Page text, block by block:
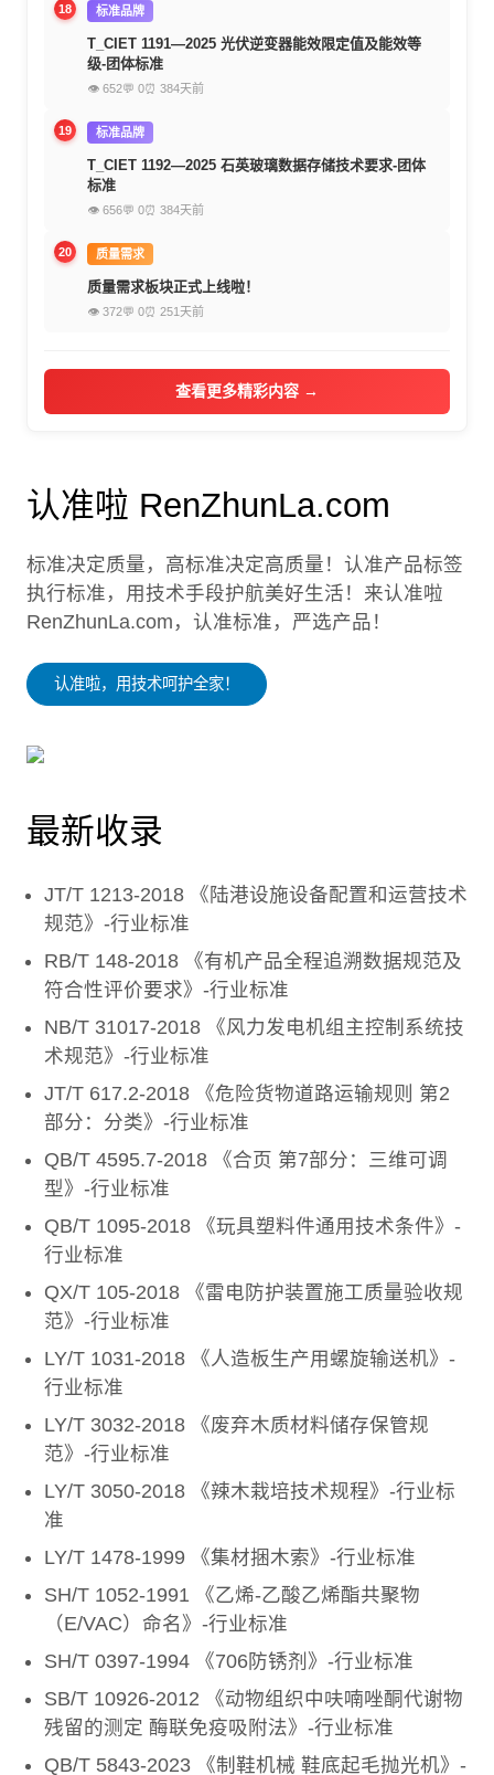
18 标准品牌
T_CIET 1191—2025 光伏逆变器能效限定值及能效等
级-团体标准
👁 652💬 0⏰ 384天前
19 标准品牌
T_CIET 1192—2025 石英玻璃数据存储技术要求-团体
标准
👁 656💬 0⏰ 384天前
20 质量需求
质量需求板块正式上线啦！
👁 372💬 0⏰ 251天前
查看更多精彩内容 →
认准啦 RenZhunLa.com
标准决定质量，高标准决定高质量！认准产品标签
执行标准，用技术手段护航美好生活！来认准啦
RenZhunLa.com，认准标准，严选产品！
认准啦，用技术呵护全家！
最新收录
JT/T 1213-2018 《陆港设施设备配置和运营技术
规范》-行业标准
RB/T 148-2018 《有机产品全程追溯数据规范及
符合性评价要求》-行业标准
NB/T 31017-2018 《风力发电机组主控制系统技
术规范》-行业标准
JT/T 617.2-2018 《危险货物道路运输规则 第2
部分：分类》-行业标准
QB/T 4595.7-2018 《合页 第7部分：三维可调
型》-行业标准
QB/T 1095-2018 《玩具塑料件通用技术条件》-
行业标准
QX/T 105-2018 《雷电防护装置施工质量验收规
范》-行业标准
LY/T 1031-2018 《人造板生产用螺旋输送机》-
行业标准
LY/T 3032-2018 《废弃木质材料储存保管规
范》-行业标准
LY/T 3050-2018 《辣木栽培技术规程》-行业标
准
LY/T 1478-1999 《集材捆木索》-行业标准
SH/T 1052-1991 《乙烯-乙酸乙烯酯共聚物
（E/VAC）命名》-行业标准
SH/T 0397-1994 《706防锈剂》-行业标准
SB/T 10926-2012 《动物组织中呋喃唑酮代谢物
残留的测定 酶联免疫吸附法》-行业标准
QB/T 5843-2023 《制鞋机械 鞋底起毛抛光机》-